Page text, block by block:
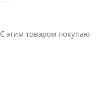
С этим товаром покупают